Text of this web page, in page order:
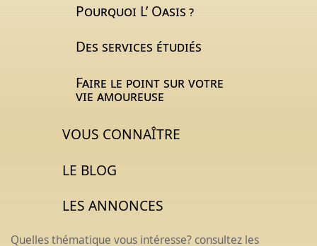
Pourquoi L’ Oasis?
Des services étudiés
Faire le point sur votre
vie amoureuse
VOUS CONNAÎTRE
LE BLOG
LES ANNONCES
Quelles thématique vous intéresse? consultez les